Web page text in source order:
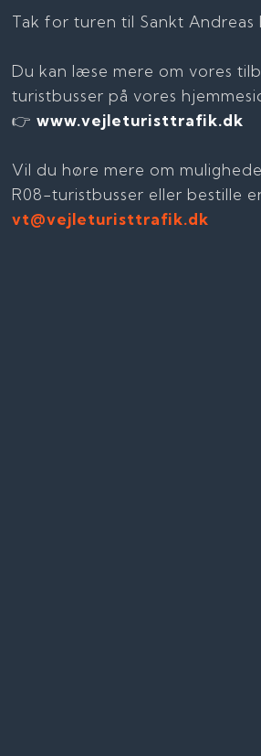
Tak for turen til Sankt Andreas
Du kan læse mere om vores
turistbusser på vores
👉www.vejleturisttrafik.dk
Vil du høre mere om
R08-turistbusser eller bestille
vt@vejleturisttrafik.dk